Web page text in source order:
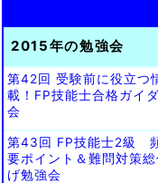
2015年の勉強会
第42回 受験前に役立つ
載！FP技能士合格ガイ
会
第43回 FP技能士2級
要ポイント＆難問対策総
げ勉強会